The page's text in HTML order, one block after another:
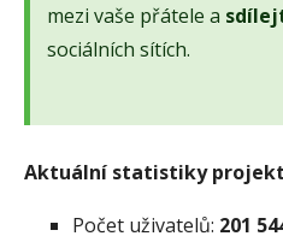
mezi vaše přátele a
sociálních sítích.
Aktuální statistiky
Počet uživatelů: 201